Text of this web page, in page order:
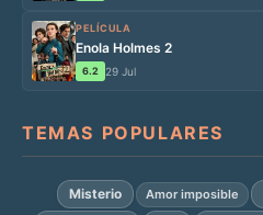
PELÍCULA
Enola Holmes 2
6.2 29 Jul
TEMAS POPULARES
Misterio Amor imposible